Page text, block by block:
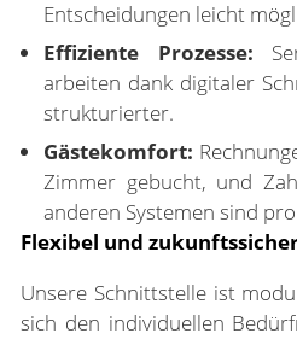
Entscheidungen leicht
Effiziente Prozesse:
arbeiten dank digitaler
strukturierter.
Gästekomfort:
Zimmer gebucht, und
anderen Systemen sind
Flexibel und
Unsere Schnittstelle ist
sich den individuellen